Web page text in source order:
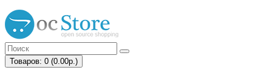
Товаров: 0 (0.00р.)